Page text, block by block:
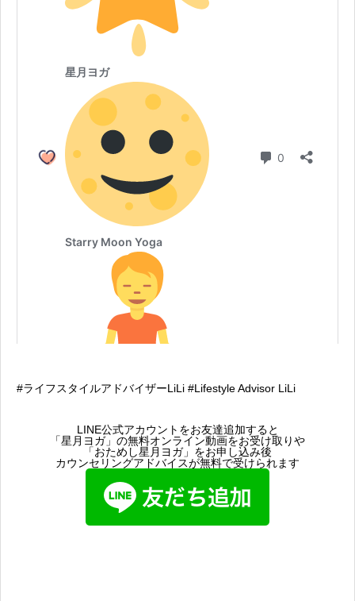
#ライフスタイルアドバイザーLiLi #Lifestyle Advisor LiLi
LINE公式アカウントをお友達追加すると
「星月ヨガ」の無料オンライン動画をお受け取りや
「おためし星月ヨガ」をお申し込み後
カウンセリングアドバイスが無料で受けられます